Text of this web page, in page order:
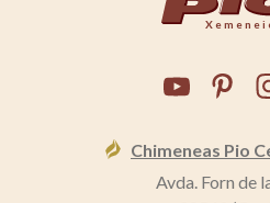
Chimeneas Pio
Avda. Forn de